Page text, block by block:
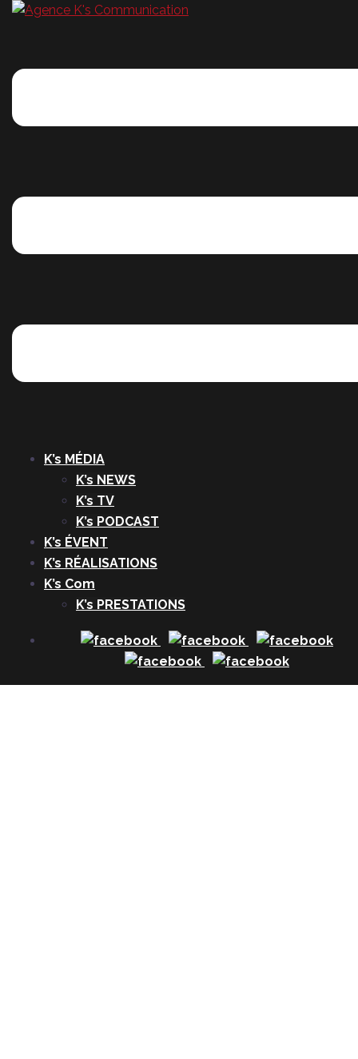
K’s MÉDIA
K’s NEWS
K’s TV
K’s PODCAST
K’s ÉVENT
K’s RÉALISATIONS
K’s Com
K’s PRESTATIONS